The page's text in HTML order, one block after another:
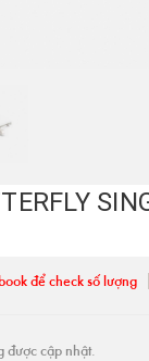
để check số lượng
được cập nhật.